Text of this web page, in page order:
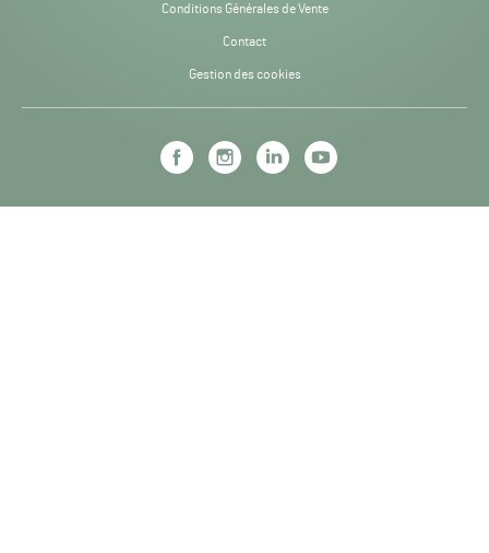
Conditions Générales de Vente
Contact
Gestion des cookies